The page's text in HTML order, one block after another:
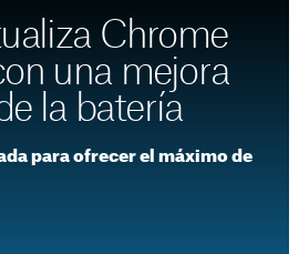
Chrome
una mejora
la batería
para ofrecer el máximo de